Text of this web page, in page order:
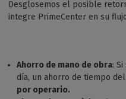
Desglosemos el posible
integre PrimeCenter en su
Ahorro de mano de obra:
día, un ahorro de tiempo
por operario.